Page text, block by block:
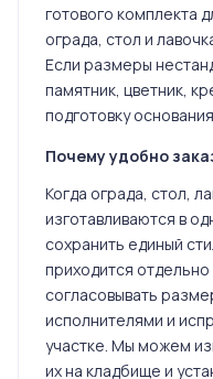
готового комплекта
ограда, стол и
Если размеры
памятник, цветник,
подготовку
Почему удобно
Когда ограда, стол,
изготавливаются в
сохранить единый
приходится
согласовывать
исполнителями и
участке. Мы можем
их на кладбище и